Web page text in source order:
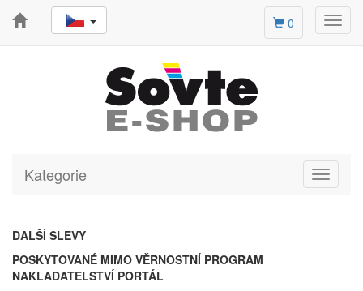
0
Toggle
Kategorie
DALŠÍ SLEVY
POSKYTOVANÉ MIMO VĚRNOSTNÍ PROGRAM
NAKLADATELSTVÍ PORTÁL